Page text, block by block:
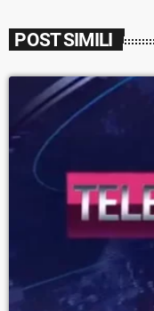
POST SIMILI